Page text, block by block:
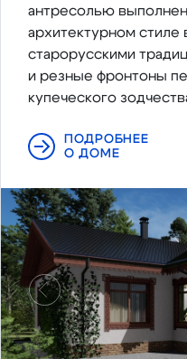
антресолью
архитектурном стиле
старорусскими
и резные фронтоны
купеческого
ПОДРОБНЕЕ
О ДОМЕ
Предыдущий